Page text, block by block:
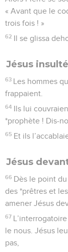
« Avant que le
trois fois ! »
62 Il se glissa
Jésus
63 Les hommes
frappaient.
64 Ils lui
*prophète ! Dis-
65 Et ils
Jésus
66 Dès le point
des *prêtres et
amener Jésus
67
le nous. Jésus
pas,